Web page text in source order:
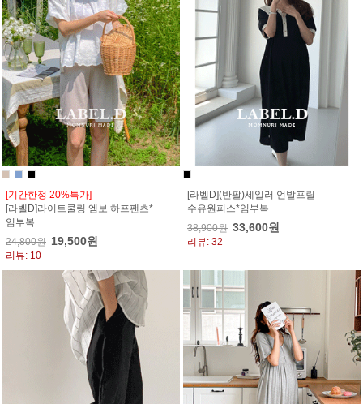
[기간한정 20%특가]
[라벨D]라이트쿨링 엠보 하프팬츠*
임부복
24,800원 19,500원
리뷰: 10
[라벨D](반팔)세일러 언발프릴
수유원피스*임부복
38,900원 33,600원
리뷰: 32